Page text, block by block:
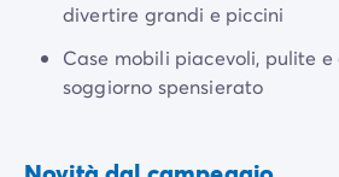
divertire grandi e piccini
Case mobili piacevoli, pulite
soggiorno spensierato